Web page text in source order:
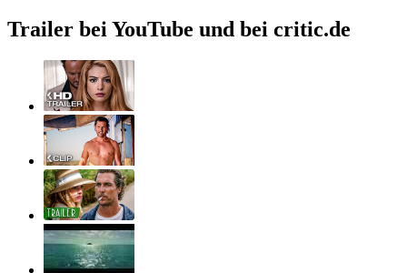
Trailer bei YouTube und bei critic.de